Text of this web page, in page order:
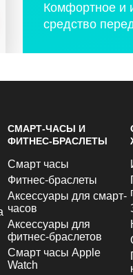
Комфортное и
средство
СМАРТ-ЧАСЫ И
ФИТНЕС-БРАСЛЕТЫ
Смарт часы
Фитнес-браслеты
Аксессуары для смарт-
часов
Аксессуары для
фитнес-браслетов
Смарт часы Apple
Watch